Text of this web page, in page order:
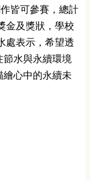
皆可參賽，總計
金及獎狀，學校
處表示，希望透
節水與永續環境
繪心中的永續未